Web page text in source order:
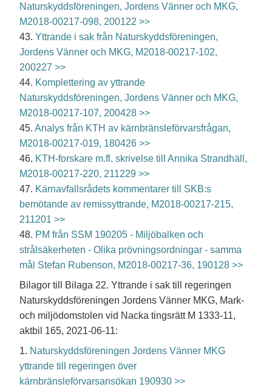
Naturskyddsföreningen, Jordens Vänner och MKG,
M2018-00217-098, 200122 >>
43. Yttrande i sak från Naturskyddsföreningen,
Jordens Vänner och MKG, M2018-00217-102,
200227 >>
44. Komplettering av yttrande
Naturskyddsföreningen, Jordens Vänner och MKG,
M2018-00217-107, 200428 >>
45. Analys från KTH av kärnbränsleförvarsfrågan,
M2018-00217-019, 180426 >>
46. KTH-forskare m.fl. skrivelse till Annika Strandhäll,
M2018-00217-220, 211229 >>
47. Kärnavfallsrådets kommentarer till SKB:s
bemötande av remissyttrande, M2018-00217-215,
211201 >>
48. PM från SSM 190205 - Miljöbalken och
strålsäkerheten - Olika prövningsordningar - samma
mål Stefan Rubenson, M2018-00217-36, 190128 >>
Bilagor till Bilaga 22. Yttrande i sak till regeringen
Naturskyddsföreningen Jordens Vänner MKG, Mark-
och miljödomstolen vid Nacka tingsrätt M 1333-11,
aktbil 165, 2021-06-11:
1. Naturskyddsföreningen Jordens Vänner MKG
yttrande till regeringen över
kärnbränsleförvarsansökan 190930 >>